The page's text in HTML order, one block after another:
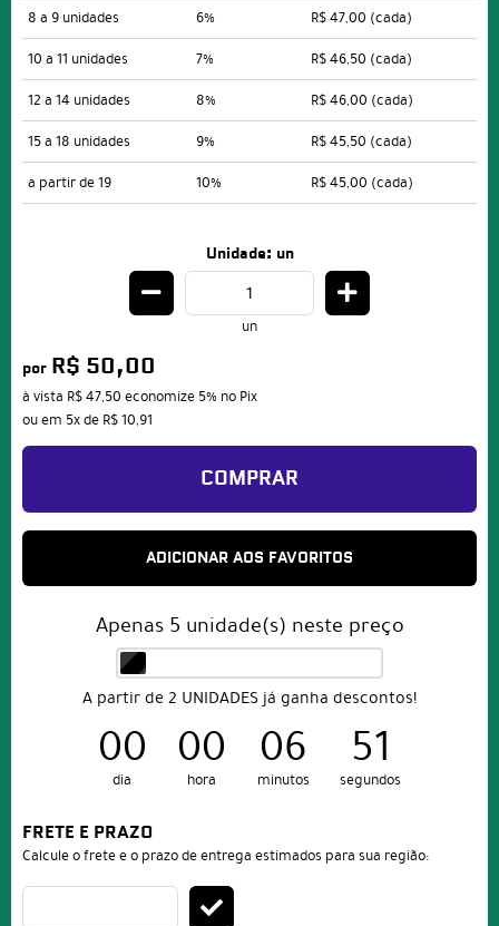
8 a 9 unidades
6% R$ 47,00 (cada)
10 a 11 unidades
7% R$ 46,50 (cada)
12 a 14 unidades
8% R$ 46,00 (cada)
15 a 18 unidades
9% R$ 45,50 (cada)
a partir de 19
10% R$ 45,00 (cada)
Unidade: un
un
por R$ 50,00
à vista R$ 47,50 economize 5% no Pix
ou em 5xde R$ 10,91
COMPRAR
ADICIONAR AOS FAVORITOS
Apenas 5 unidade(s) neste preço
A partir de 2 UNIDADES já ganha descontos!
00
dia
00
hora
06
minutos
51
segundos
FRETE E PRAZO
Calcule o frete e o prazo de entrega estimados para sua região: